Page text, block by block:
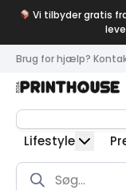
Vi tilbyder gratis
Brug for hjælp?
Lifestyle
Products
search